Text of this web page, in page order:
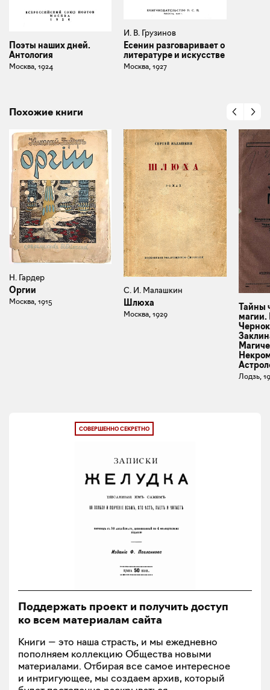
Поэты наших дней.
Антология
Москва, 1924
И. В. Грузинов
Есенин разговаривает о
литературе и искусстве
Москва, 1927
Похожие книги
Н. Гардер
Оргии
Москва, 1915
С. И. Малашкин
Шлюха
Москва, 1929
Тайны
магии.
Лодзь,
СОВЕРШЕННО СЕКРЕТНО
Поддержать проект и получить доступ
ко всем материалам сайта
Книги — это наша страсть, и мы ежедневно
пополняем коллекцию Общества новыми
материалами. Отбирая все самое интересное
и интригующее, мы создаем архив, который